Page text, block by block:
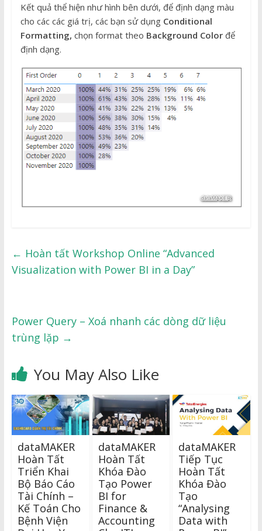
Kết quả thể hiện như hình bên dưới, để định dạng màu
cho các các giá trị, các bạn sử dụng Conditional
Formatting, chọn format theo Background Color để
định dạng.
← Hoàn tất Workshop Online “Advanced
Visualization with Power BI in a Day”
Power Query – Xoá nhanh các dòng dữ liệu
trùng lặp →
You May Also Like
dataMAKER
Hoàn Tất
Triển Khai
Bộ Báo Cáo
Tài Chính –
Kế Toán Cho
Bệnh Viện
dataMAKER
Hoàn Tất
Khóa Đào
Tạo Power
BI for
Finance &
Accounting
dataMAKER
Tiếp Tục
Hoàn Tất
Khóa Đào
Tạo
“Analysing
Data with